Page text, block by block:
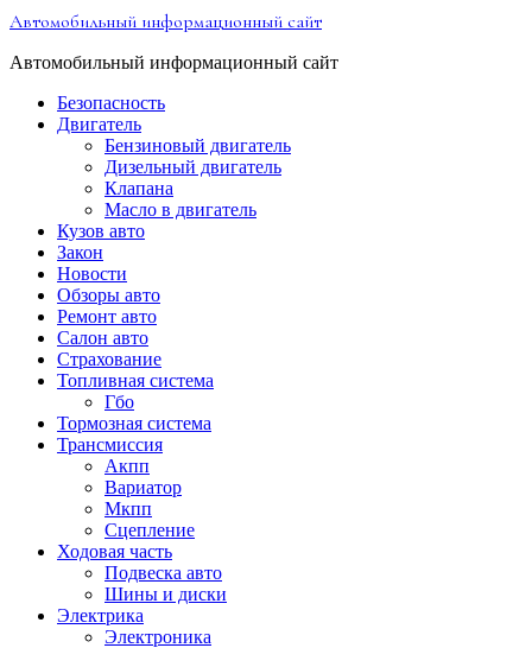
Перейти
содержимому
Автомобильный информационный сайт
Автомобильный информационный сайт
Безопасность
Двигатель
Бензиновый двигатель
Дизельный двигатель
Клапана
Масло в двигатель
Кузов авто
Закон
Новости
Обзоры авто
Ремонт авто
Салон авто
Страхование
Топливная система
Гбо
Тормозная система
Трансмиссия
Акпп
Вариатор
Мкпп
Сцепление
Ходовая часть
Подвеска авто
Шины и диски
Электрика
Электроника